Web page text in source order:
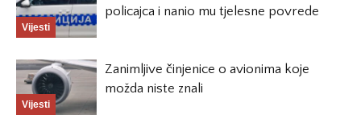
Vijesti
policajca i nanio mu tjelesne povrede
Vijesti
Zanimljive činjenice o avionima koje
možda niste znali